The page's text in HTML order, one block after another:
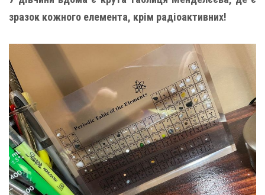
зразок кожного елемента, крім радіоактивних!